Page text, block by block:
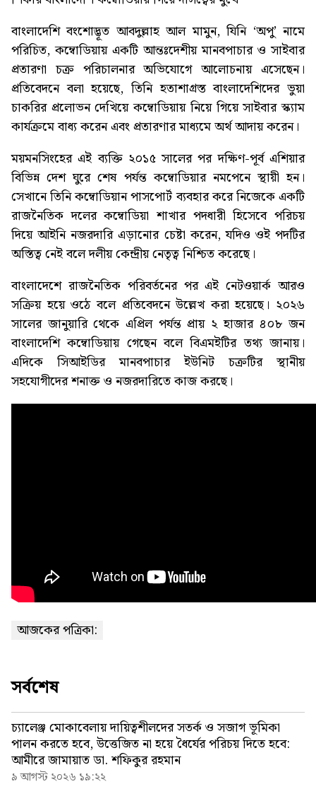
বাংলাদেশি বংশোদ্ভূত আবদুল্লাহ আল মামুন, যিনি ‘অপু’ নামে
পরিচিত, কম্বোডিয়ায় একটি আন্তঃদেশীয় মানবপাচার ও সাইবার
প্রতারণা চক্র পরিচালনার অভিযোগে আলোচনায় এসেছেন।
প্রতিবেদনে বলা হয়েছে, তিনি হতাশাগ্রস্ত বাংলাদেশিদের ভুয়া
চাকরির প্রলোভন দেখিয়ে কম্বোডিয়ায় নিয়ে গিয়ে সাইবার স্ক্যাম
কার্যক্রমে বাধ্য করেন এবং প্রতারণার মাধ্যমে অর্থ আদায় করেন।
ময়মনসিংহের এই ব্যক্তি ২০১৫ সালের পর দক্ষিণ-পূর্ব এশিয়ার
বিভিন্ন দেশ ঘুরে শেষ পর্যন্ত কম্বোডিয়ার নমপেনে স্থায়ী হন।
সেখানে তিনি কম্বোডিয়ান পাসপোর্ট ব্যবহার করে নিজেকে একটি
রাজনৈতিক দলের কম্বোডিয়া শাখার পদধারী হিসেবে পরিচয়
দিয়ে আইনি নজরদারি এড়ানোর চেষ্টা করেন, যদিও ওই পদটির
অস্তিত্ব নেই বলে দলীয় কেন্দ্রীয় নেতৃত্ব নিশ্চিত করেছে।
বাংলাদেশে রাজনৈতিক পরিবর্তনের পর এই নেটওয়ার্ক আরও
সক্রিয় হয়ে ওঠে বলে প্রতিবেদনে উল্লেখ করা হয়েছে। ২০২৬
সালের জানুয়ারি থেকে এপ্রিল পর্যন্ত প্রায় ২ হাজার ৪০৮ জন
বাংলাদেশি কম্বোডিয়ায় গেছেন বলে বিএমইটির তথ্য জানায়।
এদিকে সিআইডির মানবপাচার ইউনিট চক্রটির স্থানীয়
সহযোগীদের শনাক্ত ও নজরদারিতে কাজ করছে।
আজকের পত্রিকা:
সর্বশেষ
চ্যালেঞ্জ মোকাবেলায় দায়িত্বশীলদের সতর্ক ও সজাগ ভূমিকা
পালন করতে হবে, উত্তেজিত না হয়ে ধৈর্যের পরিচয় দিতে হবে:
আমীরে জামায়াত ডা. শফিকুর রহমান
৯ আগস্ট ২০২৬ ১৯:২২